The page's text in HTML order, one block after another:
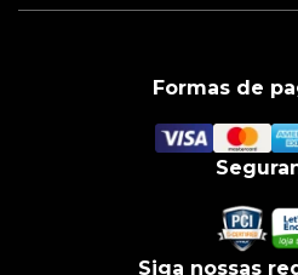
Formas de
Siga nossas